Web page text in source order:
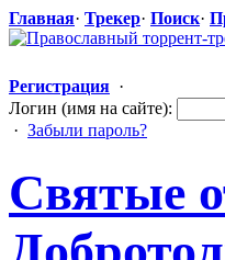
Главная· Трекер· Поиск·
Регистрация ·
Логин (имя на сайте):
· Забыли пароль?
Святые